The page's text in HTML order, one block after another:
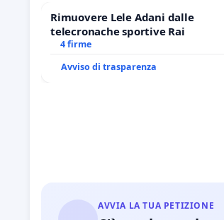
Rimuovere Lele Adani dalle
telecronache sportive Rai
4 firme
Avviso di trasparenza
AVVIA LA TUA PETIZIONE